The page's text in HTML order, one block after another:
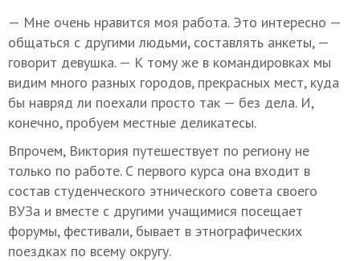
— Мне очень нравится моя работа. Это интересно —
общаться с другими людьми, составлять анкеты, —
говорит девушка. — К тому же в командировках мы
видим много разных городов, прекрасных мест, куда
бы навряд ли поехали просто так — без дела. И,
конечно, пробуем местные деликатесы.
Впрочем, Виктория путешествует по региону не
только по работе. С первого курса она входит в
состав студенческого этнического совета своего
ВУЗа и вместе с другими учащимися посещает
форумы, фестивали, бывает в этнографических
поездках по всему округу.